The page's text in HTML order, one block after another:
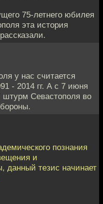
75-летнего юбилея
эта история
у нас считается
- 2014 гг. А с 7 июня
штурм Севастополя во
познания
и
данный тезис начинает